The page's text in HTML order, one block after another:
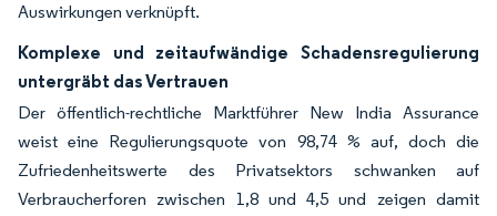
Auswirkungen verknüpft.
Komplexe und zeitaufwändige Schadensregulierung
untergräbt das Vertrauen
Der öffentlich-rechtliche Marktführer New India Assurance
weist eine Regulierungsquote von 98,74 % auf, doch die
Zufriedenheitswerte des Privatsektors schwanken auf
Verbraucherforen zwischen 1,8 und 4,5 und zeigen damit